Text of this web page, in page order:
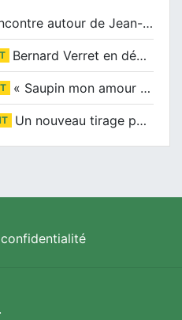
Une rencontre autour de Jean-Claude Suaudeau
Bernard Verret en dédicaces le samedi 13 décembre à l’Espace Culturel Atlantis
« Saupin mon amour » au salon du livre de Trentemoult
Un nouveau tirage pour le Docu-BD